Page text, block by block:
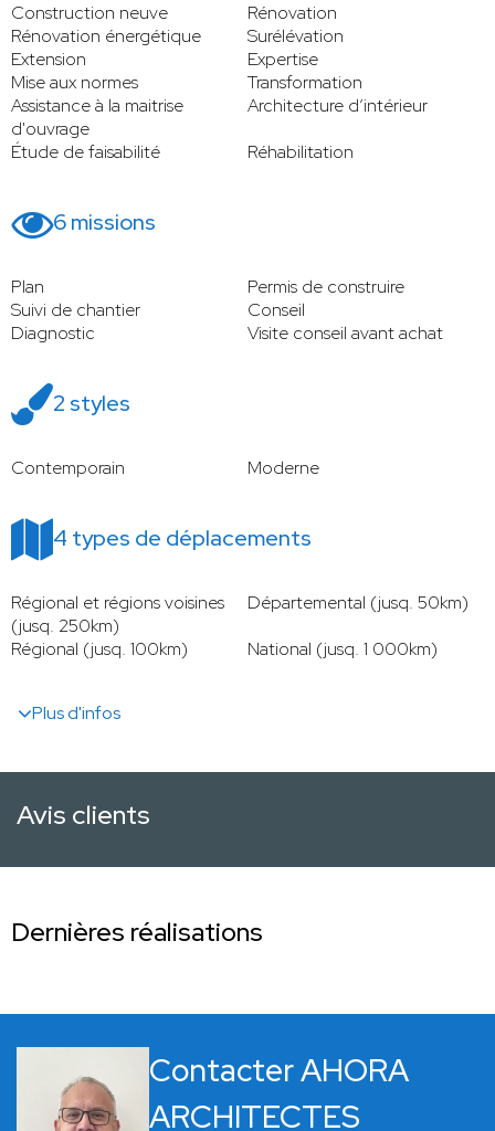
Construction neuve
Rénovation
Rénovation énergétique
Surélévation
Extension
Expertise
Mise aux normes
Transformation
Assistance à la maitrise
d'ouvrage
Architecture d’intérieur
Étude de faisabilité
Réhabilitation
6 missions
Plan
Permis de construire
Suivi de chantier
Conseil
Diagnostic
Visite conseil avant achat
2 styles
Contemporain Moderne
4 types de déplacements
Régional et régions voisines
(jusq. 250km)
Départemental (jusq. 50km)
Régional (jusq. 100km)
National (jusq. 1 000km)
Plus d'infos
Avis clients
Dernières réalisations
Contacter AHORA
ARCHITECTES